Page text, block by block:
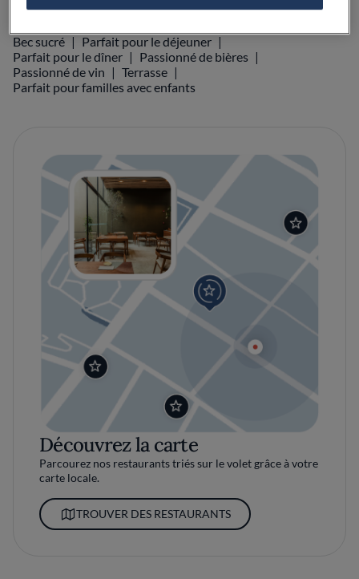
Bec sucré
Parfait pour le déjeuner
Parfait pour le dîner
Passionné de bières
Passionné de vin
Terrasse
Parfait pour familles avec enfants
Découvrez la carte
Parcourez nos restaurants triés sur le volet grâce à votre
carte locale.
TROUVER DES RESTAURANTS